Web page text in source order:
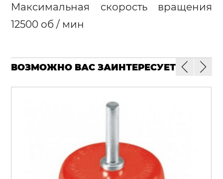
Максимальная скорость вращения
12500 об / мин
ВОЗМОЖНО ВАС ЗАИНТЕРЕСУЕТ